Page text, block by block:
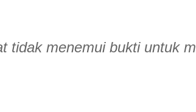
tidak menemui bukti untuk